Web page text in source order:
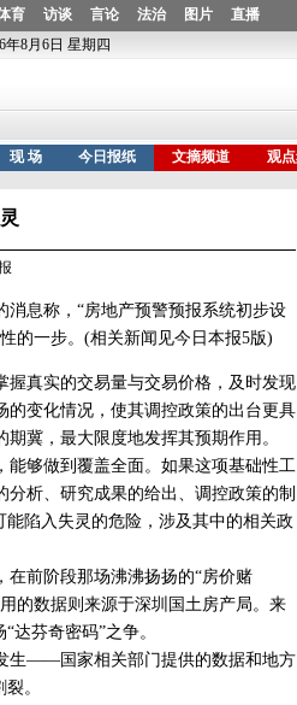
息称，“房地产预警预报系统初步设
的一步。(相关新闻见今日本报5版)
真实的交易量与交易价格，及时发现
的变化情况，使其调控政策的出台更具
冀，最大限度地发挥其预期作用。
够做到覆盖全面。如果这项基础性工
析、研究成果的给出、调控政策的制
陷入失灵的危险，涉及其中的相关政
前阶段那场沸沸扬扬的“房价赌
的数据则来源于深圳国土房产局。来
达芬奇密码”之争。
生——国家相关部门提供的数据和地方
。